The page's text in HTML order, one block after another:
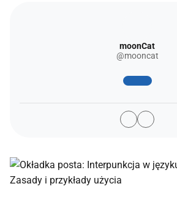
moonCat
@mooncat